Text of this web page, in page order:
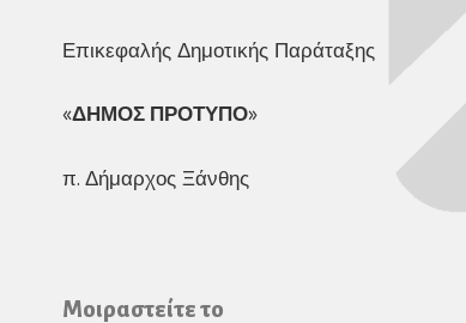
Επικεφαλής Δημοτικής Παράταξης
«ΔΗΜΟΣ ΠΡΟΤΥΠΟ»
π. Δήμαρχος Ξάνθης
Μοιραστείτε το